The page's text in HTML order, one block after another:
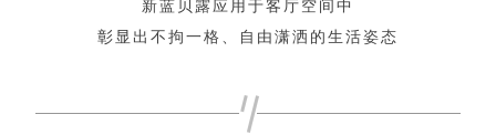
新蓝 贝 露 应 用 于客 厅 空 间 中
彰 显 出 不 拘 一格 自 由 潇洒 的 生 活姿 态